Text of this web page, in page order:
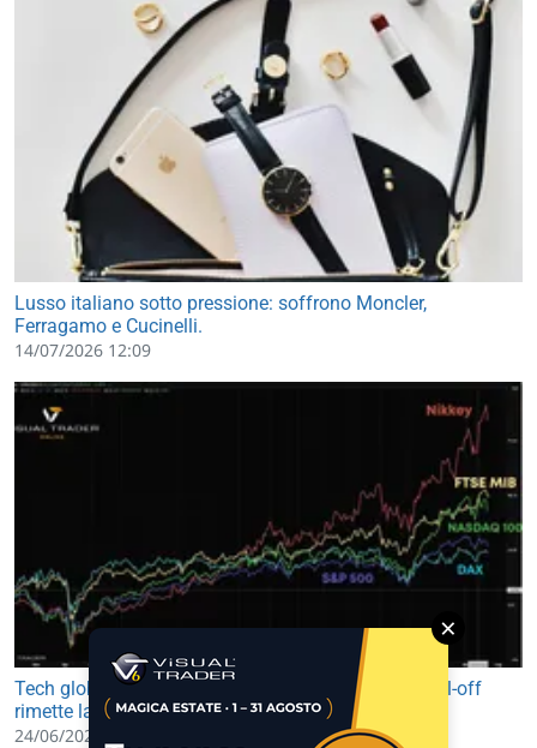
Lusso italiano sotto pressione: soffrono Moncler,
Ferragamo e Cucinelli.
14/07/2026 12:09
Tech globale in rosso, l'Asia accende l'allarme: il sell-off
rimette la volatilità al centro dei mercati
24/06/2026 10:01
×